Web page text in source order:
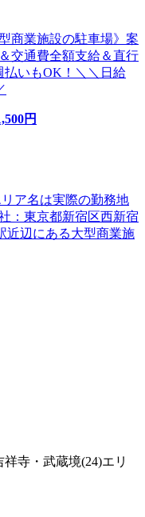
商業施設の駐車場》案
交通費全額支給＆直行
払いもOK！＼＼日給
円
ア名は実際の勤務地
：東京都新宿区西新宿
近辺にある大型商業施
寺・武蔵境(24)エリ